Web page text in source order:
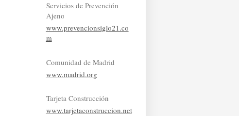
Servicios de Prevención
Ajeno
www.prevencionsiglo21.co
m
Comunidad de Madrid
www.madrid.org
Tarjeta Construcción
www.tarjetaconstruccion.net